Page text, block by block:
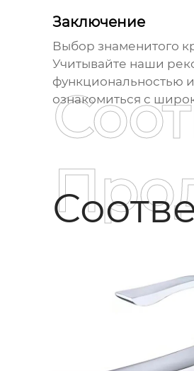
Заключение
Выбор знаменитого
Учитывайте наши
функциональностью и
ознакомиться с